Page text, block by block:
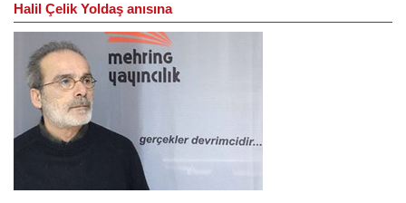
Halil Çelik Yoldaş anısına